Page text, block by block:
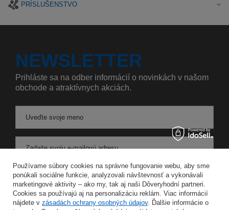
PRÍSLUŠENSTVO
NEWSLETTER
Prihláste sa na odber informácií o novinkách v našom
obchode a atraktívnych akciách.
Uveďte svoje meno
Zadajte svoju e-mailovú adresu
Súhlasím so spracovaním svojich osobných údajov na účely a v rozsahu služby Newsletter v
ULOŽIŤ
Používame súbory cookies na správne fungovanie webu, aby sme
ponúkali sociálne funkcie, analyzovali návštevnosť a vykonávali
marketingové aktivity – ako my, tak aj naši Dôveryhodní partneri.
Cookies sa používajú aj na personalizáciu reklám. Viac informácií
nájdete v zásadách ochrany osobných údajov. Ďalšie informácie o